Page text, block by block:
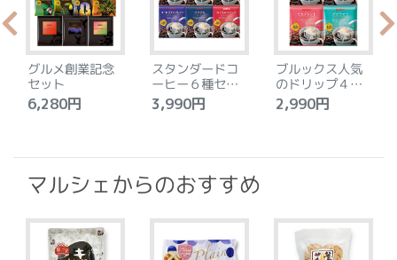
グルメ創業記念
セット
6,280円
スタンダードコ
ーヒー６種セッ
ト
3,990円
ブルックス人気
のドリップ４種
セット
2,990円
マルシェからのおすすめ